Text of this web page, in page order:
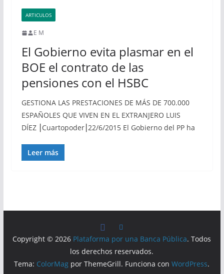
ARTICULOS
E M
El Gobierno evita plasmar en el
BOE el contrato de las
pensiones con el HSBC
GESTIONA LAS PRESTACIONES DE MÁS DE 700.000
ESPAÑOLES QUE VIVEN EN EL EXTRANJERO LUIS
DÍEZ ⎮Cuartopoder⎮22/6/2015 El Gobierno del PP ha
Leer más
Copyright © 2026 Plataforma por una Banca Pública. Todos
los derechos reservados.
Tema: ColorMag por ThemeGrill. Funciona conWordPress.